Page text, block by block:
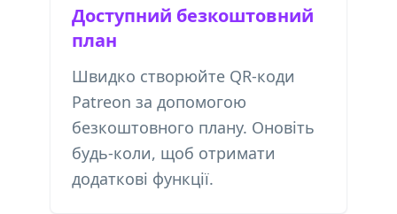
Доступний безкоштовний
план
Швидко створюйте QR-коди
Patreon за допомогою
безкоштовного плану. Оновіть
будь-коли, щоб отримати
додаткові функції.